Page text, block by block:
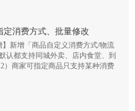
定消费方式、批量修改
】新增「商品自定义消费方式/物流
认都支持同城外卖、店内食堂、到
）商家可指定商品只支持某种消费